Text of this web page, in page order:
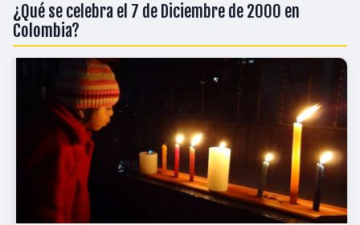
¿Qué se celebra el 7 de Diciembre de 2000 en
Colombia?